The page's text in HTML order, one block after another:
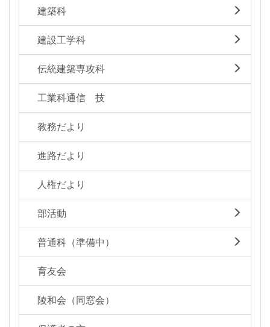
建築科
建設工学科
伝統建築専攻科
工業科通信 技
教務だより
進路だより
人権だより
部活動
普通科（準備中）
育友会
陵和会（同窓会）